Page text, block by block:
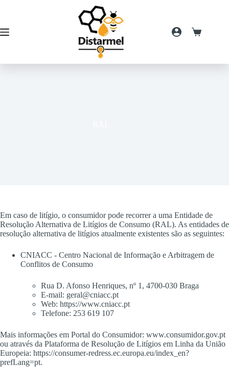
conteúdo
Carrinho
Em caso de litígio, o consumidor pode recorrer a uma Entidade de
Resolução Alternativa de Litígios de Consumo (RAL). As entidades de
resolução alternativa de litígios atualmente existentes são as seguintes:
CNIACC - Centro Nacional de Informação e Arbitragem de
Conflitos de Consumo
Rua D. Afonso Henriques, nº 1, 4700-030 Braga
E-mail: geral@cniacc.pt
Web: https://www.cniacc.pt
Telefone: 253 619 107
Mais informações em Portal do Consumidor: www.consumidor.gov.pt
ou através da Plataforma de Resolução de Litígios em Linha da União
Europeia: https://consumer-redress.ec.europa.eu/index_en?
prefLang=pt.